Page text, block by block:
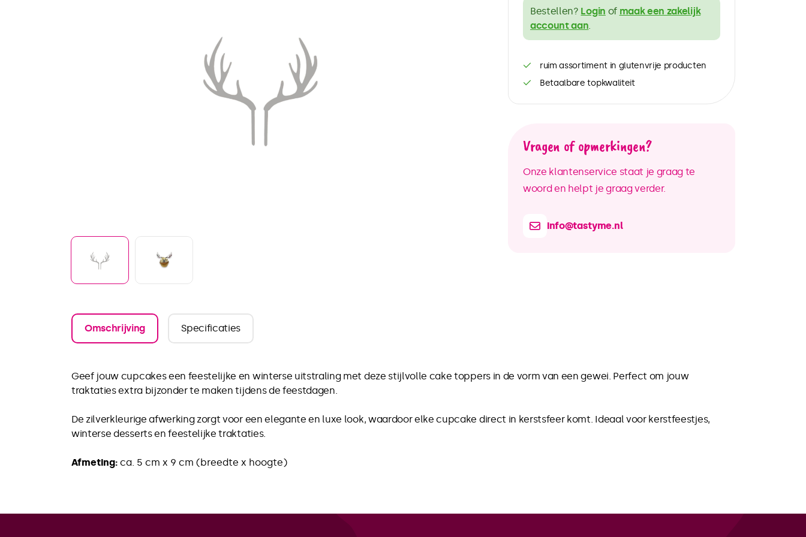
Bestellen? Login of maak een zakelijk
account aan
ruim assortiment in glutenvrije producten
Betaalbare topkwaliteit
Vragen of opmerkingen?
Onze klantenservice staat je graag te
woord en helpt je graag verder.
info@tastyme.nl
Omschrijving Specificaties
Geef jouw cupcakes een feestelijke en winterse uitstraling met deze stijlvolle cake toppers in de vorm van een gewei. Perfect om jouw
traktaties extra bijzonder te maken tijdens de feestdagen.
De zilverkleurige afwerking zorgt voor een elegante en luxe look, waardoor elke cupcake direct in kerstsfeer komt. Ideaal voor kerstfeestjes,
winterse desserts en feestelijke traktaties.
Afmeting: ca. 5 cm x 9 cm (breedte x hoogte)